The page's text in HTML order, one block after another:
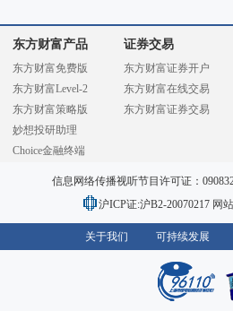
东方财富产品
东方财富免费版
东方财富Level-2
东方财富策略版
妙想投研助理
Choice金融终端
证券交易
东方财富证券开户
东方财富在线交易
东方财富证券交易
信息网络传播视听节目许可证：
沪ICP证:沪B2-20070217 网
关于我们 可持续发展